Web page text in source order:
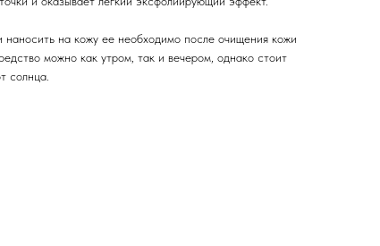
на кожу ее необходимо после очищения кожи
можно как утром, так и вечером, однако стоит
солнца.